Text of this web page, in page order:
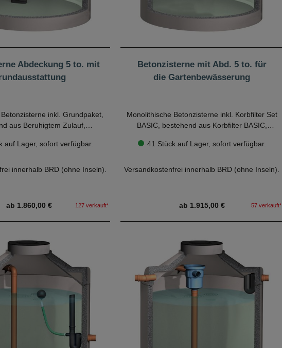
Abdeckung 5 to. mit
inkl. Grundpaket,
aus Beruhigtem Zulauf,
Tonnen.
in unsererCheckliste.
und Beruhigter
auf Lager, sofort verfügbar.
innerhalb BRD (ohne Inseln).
ab 1.860,00 € 127 verkauft*
Betonzisterne mit Abd. 5 to. für
die Gartenbewässerung
Monolithische Betonzisterne inkl. Korbfilter Set
BASIC, bestehend aus Korbfilter BASIC,
Tonnen.
Hinweise in unsererCheckliste.
Plug & Play - Korbfilter mit Entnahmestange
41 Stück auf Lager, sofort verfügbar.
Versandkostenfrei innerhalb BRD (ohne Inseln).
ab 1.915,00 € 57 verkauft*